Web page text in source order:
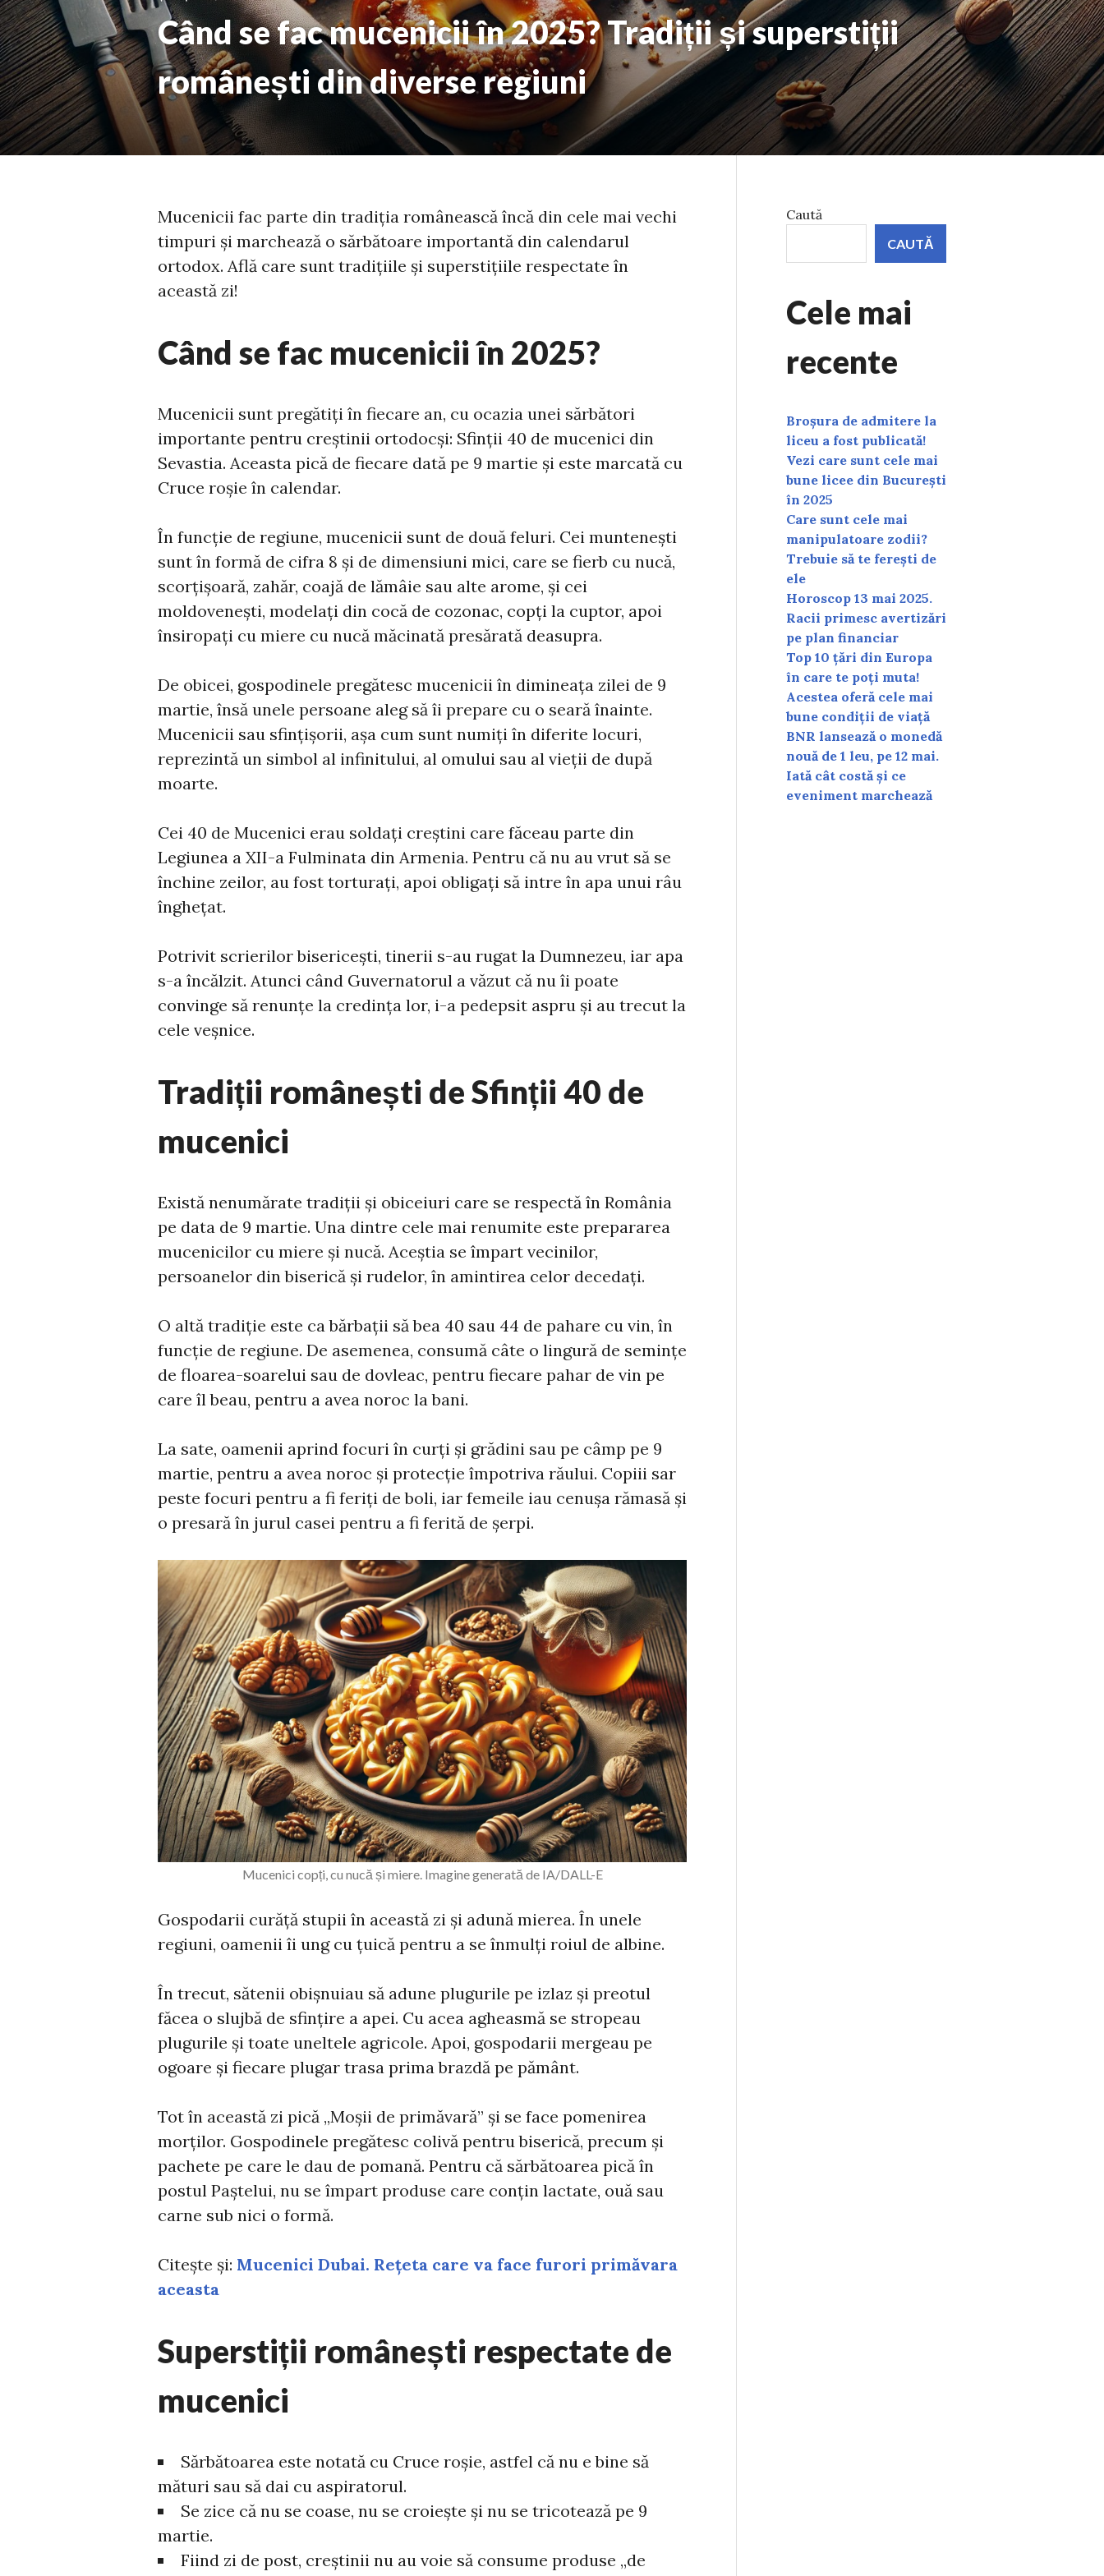
Când se fac mucenicii în 2025? Tradiții și superstiții
românești din diverse regiuni
Mucenicii fac parte din tradiția românească încă din cele mai vechi
timpuri și marchează o sărbătoare importantă din calendarul
ortodox. Află care sunt tradițiile și superstițiile respectate în
această zi!
Când se fac mucenicii în 2025?
Mucenicii sunt pregătiți în fiecare an, cu ocazia unei sărbători
importante pentru creștinii ortodocși: Sfinții 40 de mucenici din
Sevastia. Aceasta pică de fiecare dată pe 9 martie și este marcată cu
Cruce roșie în calendar.
În funcție de regiune, mucenicii sunt de două feluri. Cei muntenești
sunt în formă de cifra 8 și de dimensiuni mici, care se fierb cu nucă,
scorțișoară, zahăr, coajă de lămâie sau alte arome, și cei
moldovenești, modelați din cocă de cozonac, copți la cuptor, apoi
însiropați cu miere cu nucă măcinată presărată deasupra.
De obicei, gospodinele pregătesc mucenicii în dimineața zilei de 9
martie, însă unele persoane aleg să îi prepare cu o seară înainte.
Mucenicii sau sfințișorii, așa cum sunt numiți în diferite locuri,
reprezintă un simbol al infinitului, al omului sau al vieții de după
moarte.
Cei 40 de Mucenici erau soldați creștini care făceau parte din
Legiunea a XII-a Fulminata din Armenia. Pentru că nu au vrut să se
închine zeilor, au fost torturați, apoi obligați să intre în apa unui râu
înghețat.
Potrivit scrierilor bisericești, tinerii s-au rugat la Dumnezeu, iar apa
s-a încălzit. Atunci când Guvernatorul a văzut că nu îi poate
convinge să renunțe la credința lor, i-a pedepsit aspru și au trecut la
cele veșnice.
Tradiții românești de Sfinții 40 de
mucenici
Există nenumărate tradiții și obiceiuri care se respectă în România
pe data de 9 martie. Una dintre cele mai renumite este prepararea
mucenicilor cu miere și nucă. Aceștia se împart vecinilor,
persoanelor din biserică și rudelor, în amintirea celor decedați.
O altă tradiție este ca bărbații să bea 40 sau 44 de pahare cu vin, în
funcție de regiune. De asemenea, consumă câte o lingură de semințe
de floarea-soarelui sau de dovleac, pentru fiecare pahar de vin pe
care îl beau, pentru a avea noroc la bani.
La sate, oamenii aprind focuri în curți și grădini sau pe câmp pe 9
martie, pentru a avea noroc și protecție împotriva răului. Copiii sar
peste focuri pentru a fi feriți de boli, iar femeile iau cenușa rămasă și
o presară în jurul casei pentru a fi ferită de șerpi.
Mucenici copți, cu nucă și miere. Imagine generată de IA/DALL-E
Gospodarii curăță stupii în această zi și adună mierea. În unele
regiuni, oamenii îi ung cu țuică pentru a se înmulți roiul de albine.
În trecut, sătenii obișnuiau să adune plugurile pe izlaz și preotul
făcea o slujbă de sfințire a apei. Cu acea agheasmă se stropeau
plugurile și toate uneltele agricole. Apoi, gospodarii mergeau pe
ogoare și fiecare plugar trasa prima brazdă pe pământ.
Tot în această zi pică „Moșii de primăvară” și se face pomenirea
morților. Gospodinele pregătesc colivă pentru biserică, precum și
pachete pe care le dau de pomană. Pentru că sărbătoarea pică în
postul Paștelui, nu se împart produse care conțin lactate, ouă sau
carne sub nici o formă.
Citește și: Mucenici Dubai. Rețeta care va face furori primăvara
aceasta
Superstiții românești respectate de
mucenici
Sărbătoarea este notată cu Cruce roșie, astfel că nu e bine să
mături sau să dai cu aspiratorul.
Se zice că nu se coase, nu se croiește și nu se tricotează pe 9
martie.
Fiind zi de post, creștinii nu au voie să consume produse „de
Caută
CAUTĂ
Cele mai
recente
Broșura de admitere la
liceu a fost publicată!
Vezi care sunt cele mai
bune licee din București
în 2025
Care sunt cele mai
manipulatoare zodii?
Trebuie să te ferești de
ele
Horoscop 13 mai 2025.
Racii primesc avertizări
pe plan financiar
Top 10 țări din Europa
în care te poți muta!
Acestea oferă cele mai
bune condiții de viață
BNR lansează o monedă
nouă de 1 leu, pe 12 mai.
Iată cât costă și ce
eveniment marchează